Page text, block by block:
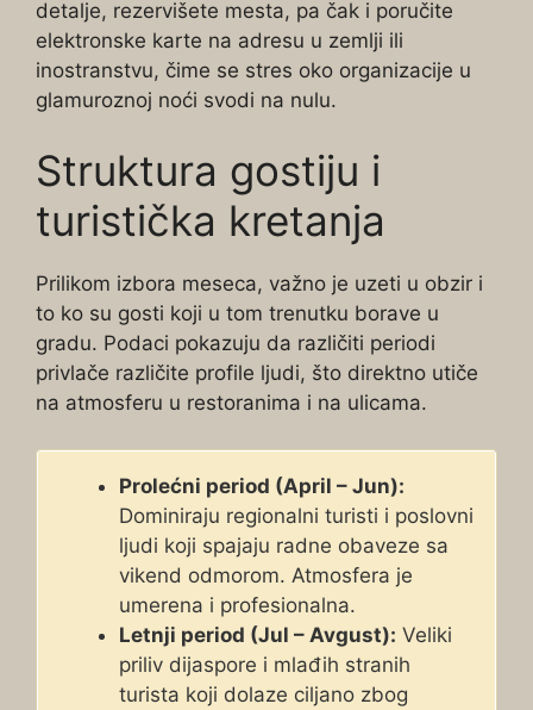
detalje, rezervišete mesta, pa čak i poručite
elektronske karte na adresu u zemlji ili
inostranstvu, čime se stres oko organizacije u
glamuroznoj noći svodi na nulu.
Struktura gostiju i
turistička kretanja
Prilikom izbora meseca, važno je uzeti u obzir i
to ko su gosti koji u tom trenutku borave u
gradu. Podaci pokazuju da različiti periodi
privlače različite profile ljudi, što direktno utiče
na atmosferu u restoranima i na ulicama.
Prolećni period (April – Jun):
Dominiraju regionalni turisti i poslovni
ljudi koji spajaju radne obaveze sa
vikend odmorom. Atmosfera je
umerena i profesionalna.
Letnji period (Jul – Avgust): Veliki
priliv dijaspore i mlađih stranih
turista koji dolaze ciljano zbog